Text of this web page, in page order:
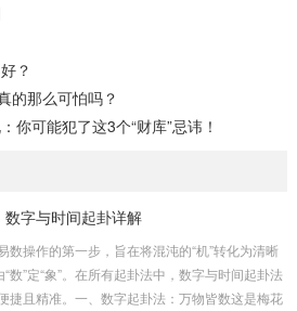
？
的那么可怕吗？
你可能犯了这3个“财库”忌讳！
字与时间起卦详解
数操作的第一步，旨在将混沌的“机”转化为清晰
“数”定“象”。在所有起卦法中，数字与时间起卦法
捷且精准。一、数字起卦法：万物皆数这是梅花